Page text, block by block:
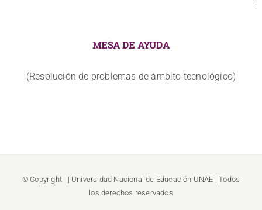
MESA DE AYUDA
(Resolución de problemas de ámbito tecnológico)
© Copyright | Universidad Nacional de Educación UNAE | Todos
los derechos reservados